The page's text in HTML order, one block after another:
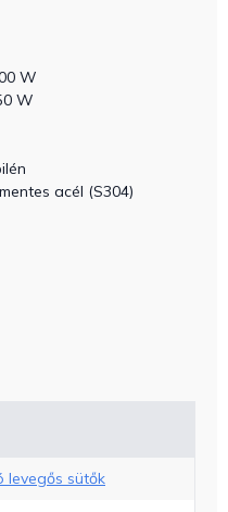
W
W
acél (S304)
levegős sütők